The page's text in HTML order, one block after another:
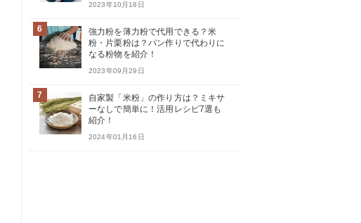
2023年10月18日
6
強力粉を薄力粉で代用できる？米
粉・片栗粉は？パン作りで代わりに
なる粉物を紹介！
2023年09月29日
7
自家製「米粉」の作り方は？ミキサ
ーなしで簡単に！活用レシピ7選も
紹介！
2024年01月16日